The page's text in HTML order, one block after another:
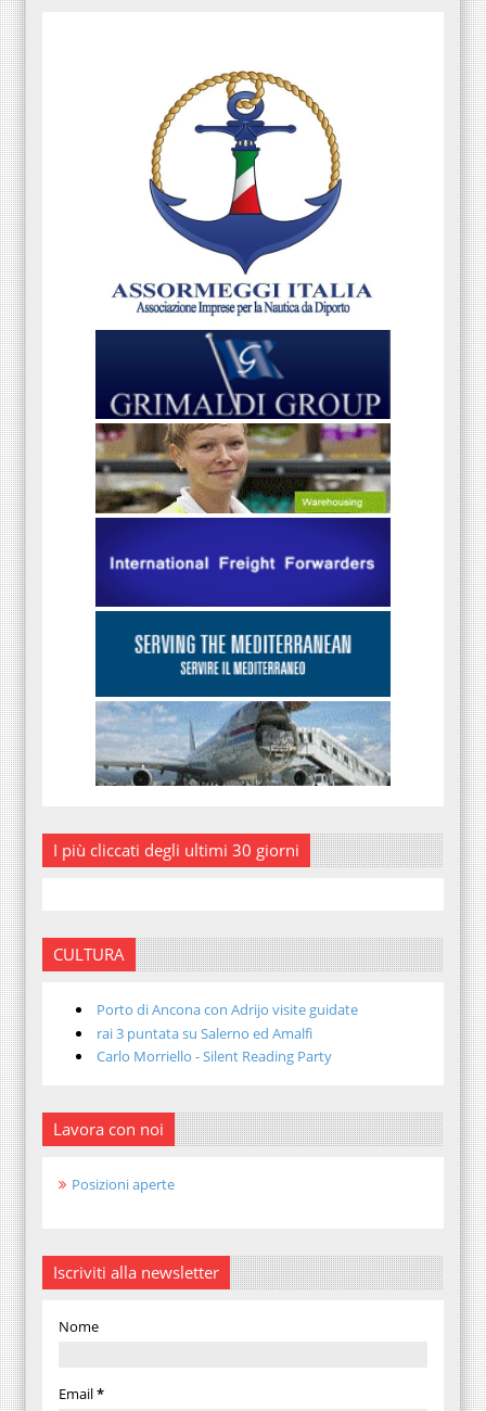
I più cliccati degli ultimi 30 giorni
CULTURA
Porto di Ancona con Adrijo visite guidate
rai 3 puntata su Salerno ed Amalfi
Carlo Morriello - Silent Reading Party
Lavora con noi
Posizioni aperte
Iscriviti alla newsletter
Nome
Email*